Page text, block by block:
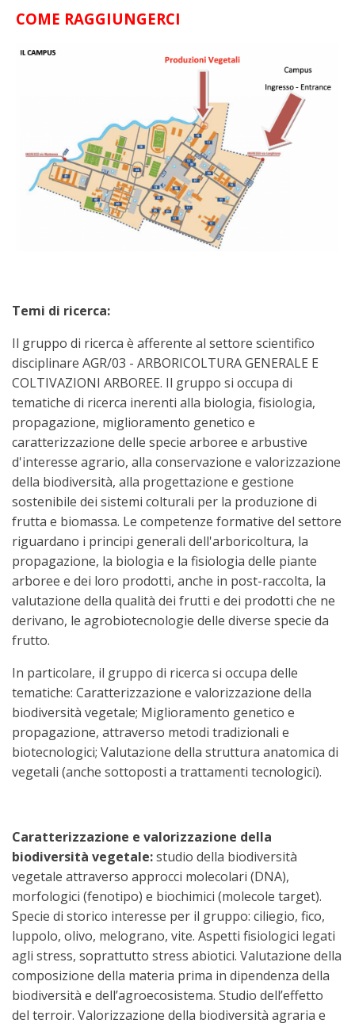
COME RAGGIUNGERCI
Temi di ricerca:
Il gruppo di ricerca è afferente al settore scientifico
disciplinare AGR/03 - ARBORICOLTURA GENERALE E
COLTIVAZIONI ARBOREE. Il gruppo si occupa di
tematiche di ricerca inerenti alla biologia, fisiologia,
propagazione, miglioramento genetico e
caratterizzazione delle specie arboree e arbustive
d'interesse agrario, alla conservazione e valorizzazione
della biodiversità, alla progettazione e gestione
sostenibile dei sistemi colturali per la produzione di
frutta e biomassa. Le competenze formative del settore
riguardano i principi generali dell'arboricoltura, la
propagazione, la biologia e la fisiologia delle piante
arboree e dei loro prodotti, anche in post-raccolta, la
valutazione della qualità dei frutti e dei prodotti che ne
derivano, le agrobiotecnologie delle diverse specie da
frutto.
In particolare, il gruppo di ricerca si occupa delle
tematiche: Caratterizzazione e valorizzazione della
biodiversità vegetale; Miglioramento genetico e
propagazione, attraverso metodi tradizionali e
biotecnologici; Valutazione della struttura anatomica di
vegetali (anche sottoposti a trattamenti tecnologici).
Caratterizzazione e valorizzazione della
biodiversità vegetale:studio della biodiversità
vegetale attraverso approcci molecolari (DNA),
morfologici (fenotipo) e biochimici (molecole target).
Specie di storico interesse per il gruppo: ciliegio, fico,
luppolo, olivo, melograno, vite. Aspetti fisiologici legati
agli stress, soprattutto stress abiotici. Valutazione della
composizione della materia prima in dipendenza della
biodiversità e dell’agroecosistema. Studio dell’effetto
del terroir. Valorizzazione della biodiversità agraria e